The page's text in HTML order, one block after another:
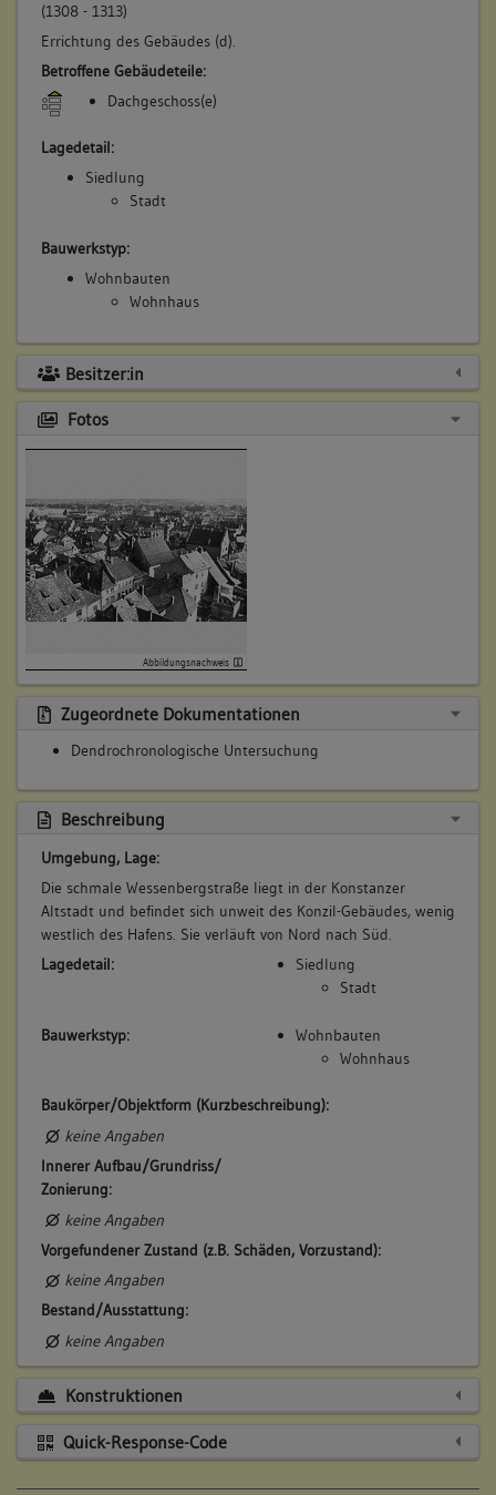
(1308 - 1313)
Errichtung des Gebäudes (d).
Betroffene Gebäudeteile:
Dachgeschoss(e)
Lagedetail:
Siedlung
Stadt
Bauwerkstyp:
Wohnbauten
Wohnhaus
Besitzer:in
Fotos
Abbildungsnachweis
Zugeordnete Dokumentationen
Dendrochronologische Untersuchung
Beschreibung
Umgebung, Lage:
Die schmale Wessenbergstraße liegt in der Konstanzer
Altstadt und befindet sich unweit des Konzil-Gebäudes, wenig
westlich des Hafens. Sie verläuft von Nord nach Süd.
Lagedetail:
Siedlung
Stadt
Bauwerkstyp:
Wohnbauten
Wohnhaus
Baukörper/Objektform (Kurzbeschreibung):
keine Angaben
Innerer Aufbau/Grundriss/
Zonierung:
keine Angaben
Vorgefundener Zustand (z.B. Schäden, Vorzustand):
keine Angaben
Bestand/Ausstattung:
keine Angaben
Konstruktionen
Quick-Response-Code